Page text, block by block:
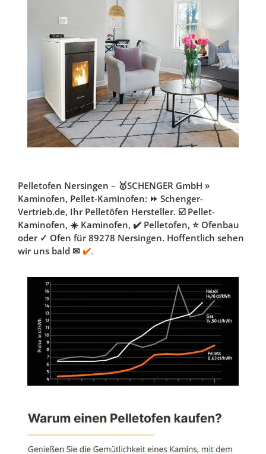
Pelletofen Nersingen – 🥇SCHENGER GmbH »
Kaminofen, Pellet-Kaminofen: ⏩ Schenger-
Vertrieb.de, Ihr Pelletöfen Hersteller. ☑️ Pellet-
Kaminofen, ☀️ Kaminofen, ✔️ Pelletofen, ⭐ Ofenbau
oder ✓ Ofen für 89278 Nersingen. Hoffentlich sehen
wir uns bald ✉ ✔️.